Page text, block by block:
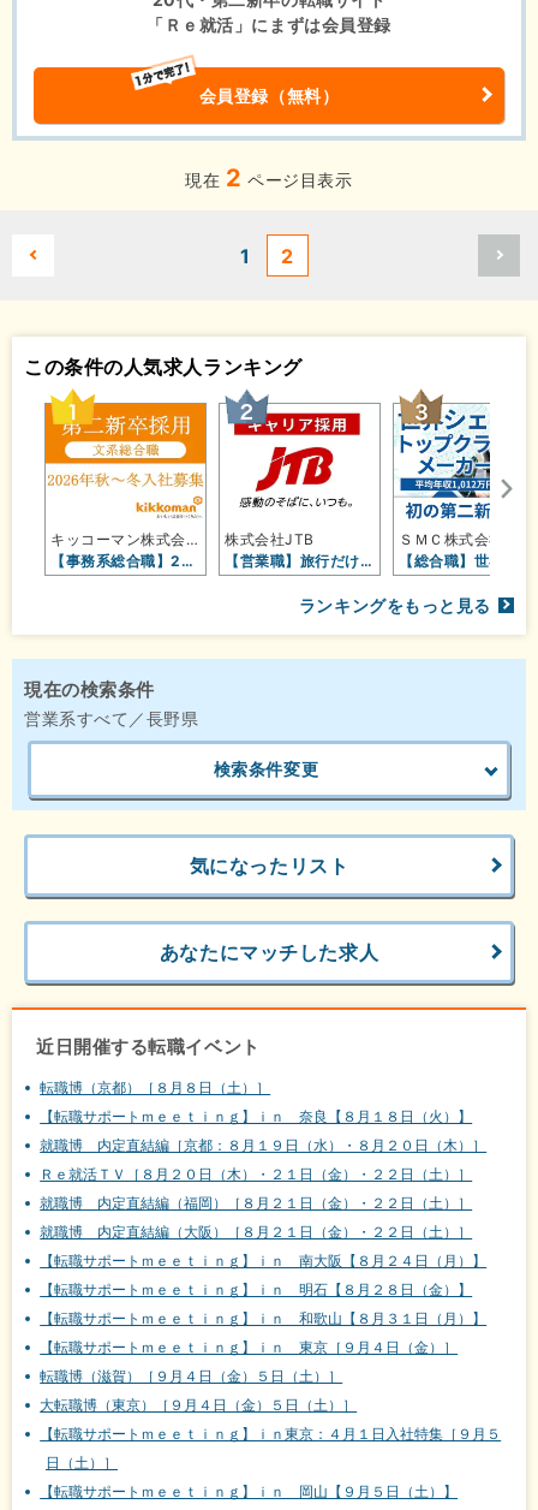
「Ｒｅ就活」にまずは会員登録
会員登録（無料）
現在 2 ページ目表示
1 2
この条件の人気求人ランキング
キッコーマン株式会社【東証プライム…
【事務系総合職】2026年秋～冬入…
株式会社JTB
【営業職】旅行だけじゃない！地域・…
ランキングをもっと見る
現在の検索条件
営業系すべて／長野県
検索条件変更
気になったリスト
あなたにマッチした求人
近日開催する転職イベント
転職博（京都）［８月８日（土）］
【転職サポートｍｅｅｔｉｎｇ】ｉｎ 奈良【８月１８日（火）】
就職博 内定直結編［京都：８月１９日（水）・８月２０日（木）］
Ｒｅ就活ＴＶ［８月２０日（木）・２１日（金）・２２日（土）］
就職博 内定直結編（福岡）［８月２１日（金）・２２日（土）］
就職博 内定直結編（大阪）［８月２１日（金）・２２日（土）］
【転職サポートｍｅｅｔｉｎｇ】ｉｎ 南大阪【８月２４日（月）】
【転職サポートｍｅｅｔｉｎｇ】ｉｎ 明石【８月２８日（金）】
【転職サポートｍｅｅｔｉｎｇ】ｉｎ 和歌山【８月３１日（月）】
【転職サポートｍｅｅｔｉｎｇ】ｉｎ 東京［９月４日（金）］
転職博（滋賀）［９月４日（金）５日（土）］
大転職博（東京）［９月４日（金）５日（土）］
【転職サポートｍｅｅｔｉｎｇ】ｉｎ東京：４月１日入社特集［９月５
日（土）］
【転職サポートｍｅｅｔｉｎｇ】ｉｎ 岡山【９月５日（土）】